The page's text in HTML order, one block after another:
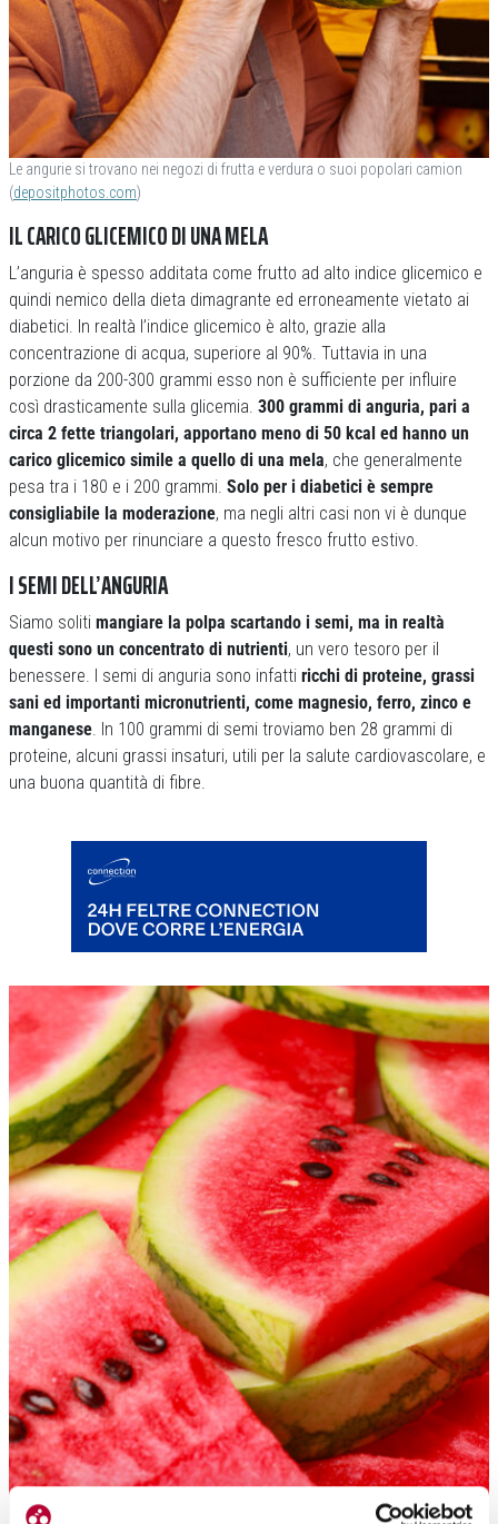
Le angurie si trovano nei negozi di frutta e verdura o suoi popolari camion
(depositphotos.com)
IL CARICO GLICEMICO DI UNA MELA
L’anguria è spesso additata come frutto ad alto indice glicemico e
quindi nemico della dieta dimagrante ed erroneamente vietato ai
diabetici. In realtà l’indice glicemico è alto, grazie alla
concentrazione di acqua, superiore al 90%. Tuttavia in una
porzione da 200-300 grammi esso non è sufficiente per influire
così drasticamente sulla glicemia. 300 grammi di anguria, pari a
circa 2 fette triangolari, apportano meno di 50 kcal ed hanno un
carico glicemico simile a quello di una mela, che generalmente
pesa tra i 180 e i 200 grammi. Solo per i diabetici è sempre
consigliabile la moderazione, ma negli altri casi non vi è dunque
alcun motivo per rinunciare a questo fresco frutto estivo.
I SEMI DELL’ANGURIA
Siamo soliti mangiare la polpa scartando i semi, ma in realtà
questi sono un concentrato di nutrienti, un vero tesoro per il
benessere. I semi di anguria sono infatti ricchi di proteine, grassi
sani ed importanti micronutrienti, come magnesio, ferro, zinco e
manganese. In 100 grammi di semi troviamo ben 28 grammi di
proteine, alcuni grassi insaturi, utili per la salute cardiovascolare, e
una buona quantità di fibre.